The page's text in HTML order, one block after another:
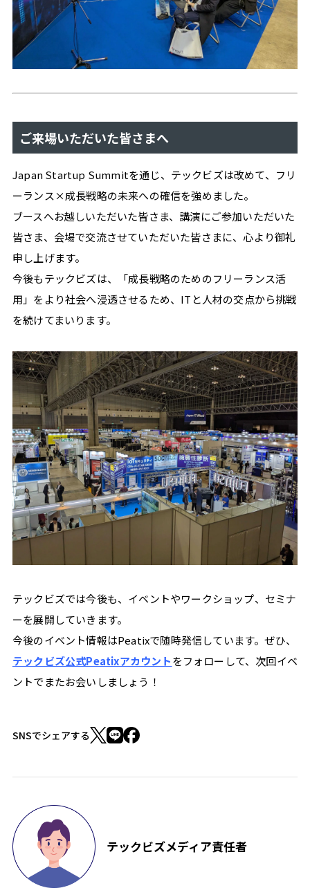
#
ツ
学
自
分
ら
し
く
働
く、
そ
の
ヒ
ン
ト
を。
リ
ラ
ン
ス
の
た
"働
方
自
由"を
支
え
ご来場いただいた皆さまへ
Japan Startup Summitを通じ、テックビズは改めて、フリ
ーランス×成長戦略の未来への確信を強めました。
ブースへお越しいただいた皆さま、講演にご参加いただいた
皆さま、会場で交流させていただいた皆さまに、心より御礼
申し上げます。
今後もテックビズは、「成長戦略のためのフリーランス活
用」をより社会へ浸透させるため、ITと人材の交点から挑戦
を続けてまいります。
テックビズでは今後も、イベントやワークショップ、セミナ
ーを展開していきます。
今後のイベント情報はPeatixで随時発信しています。ぜひ、
テックビズ公式Peatixアカウントをフォローして、次回イベ
ントでまたお会いしましょう！
SNSでシェアする
テックビズメディア責任者